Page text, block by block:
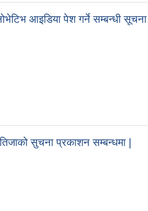
आइडिया पेश गर्ने सम्बन्धी सूचना
सुचना प्रकाशन सम्बन्धमा |